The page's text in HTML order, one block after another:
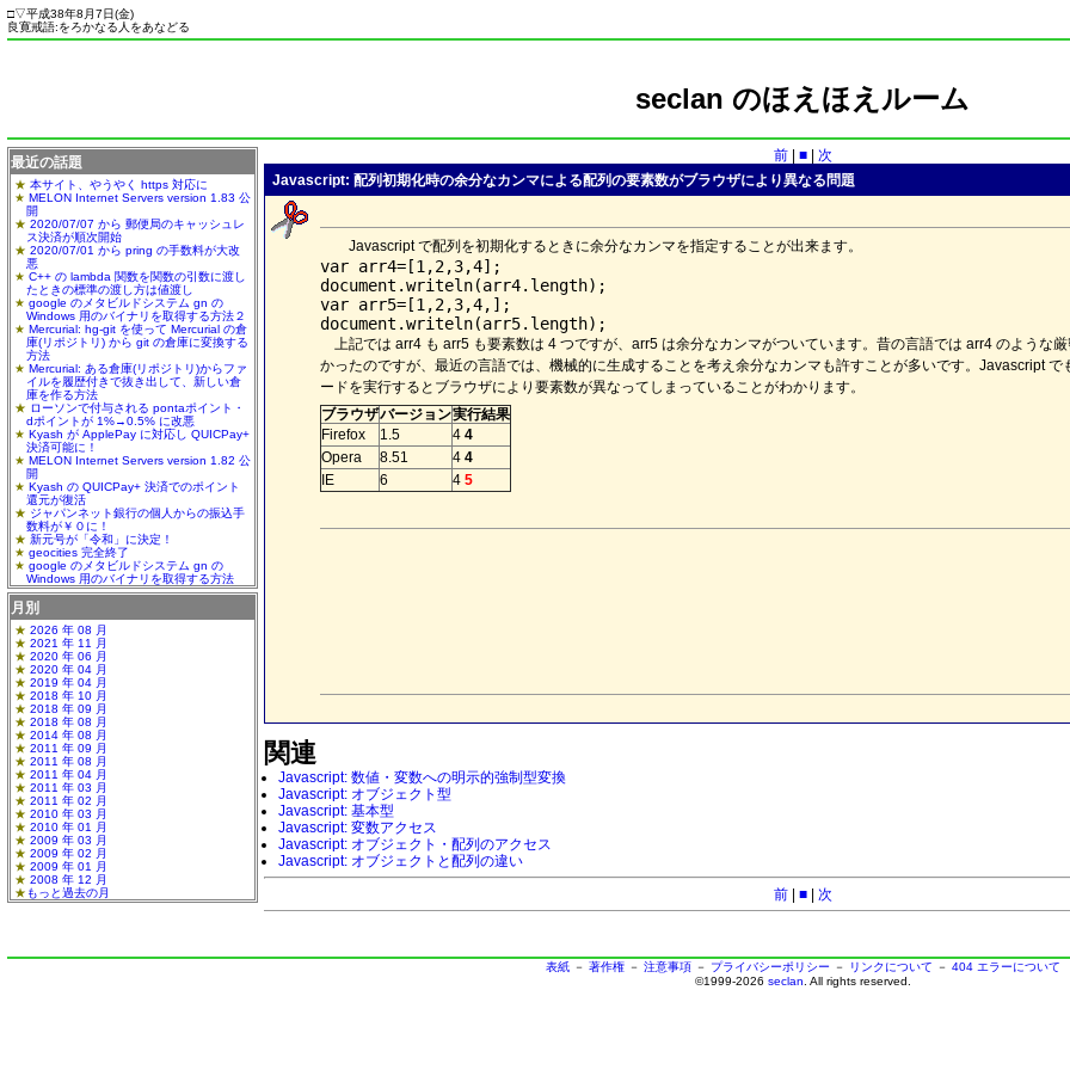
□▽平成38年8月7日(金)
良寛戒語:をろかなる人をあなどる
seclan のほえほえルーム
前| ■|
次
Javascript: 配列初期化時の余分なカンマによる配列の要素数がブラウザにより異なる問題
Javascript で配列を初期化するときに余分なカンマを指定することが出来ます。
var arr4=[1,2,3,4];
document.writeln(arr4.length);
var arr5=[1,2,3,4,];
上記では arr4 も arr5 も要素数は 4 つですが、arr5 は余分なカンマがついています。昔の言語では arr4 のような
かったのですが、最近の言語では、機械的に生成することを考え余分なカンマも許すことが多いです。Javascript で
ードを実行するとブラウザにより要素数が異なってしまっていることがわかります。
ブラウザバージョン実行結果
Firefox
1.5 4 4
Opera
8.51 4 4
IE
6 4 5
関連
Javascript: 数値・変数への明示的強制型変換
Javascript: オブジェクト型
Javascript: 基本型
Javascript: 変数アクセス
Javascript: オブジェクト・配列のアクセス
Javascript: オブジェクトと配列の違い
前| ■| 次
最近の話題
本サイト、やうやく https 対応に
MELON Internet Servers version 1.83 公
開
2020/07/07 から 郵便局のキャッシュレ
ス決済が順次開始
2020/07/01 から pring の手数料が大改
悪
C++ の lambda 関数を関数の引数に渡し
たときの標準の渡し方は値渡し
google のメタビルドシステム gn の
Windows 用のバイナリを取得する方法２
Mercurial: hg-git を使って Mercurial の倉
庫(リポジトリ) から git の倉庫に変換する
方法
Mercurial: ある倉庫(リポジトリ)からファ
イルを履歴付きで抜き出して、新しい倉
庫を作る方法
ローソンで付与される pontaポイント・
dポイントが 1%→0.5% に改悪
Kyash が ApplePay に対応し QUICPay+
決済可能に！
MELON Internet Servers version 1.82 公
開
Kyash の QUICPay+ 決済でのポイント
還元が復活
ジャパンネット銀行の個人からの振込手
数料が￥０に！
新元号が「令和」に決定！
geocities 完全終了
google のメタビルドシステム gn の
Windows 用のバイナリを取得する方法
月別
2026 年 08 月
2021 年 11 月
2020 年 06 月
2020 年 04 月
2019 年 04 月
2018 年 10 月
2018 年 09 月
2018 年 08 月
2014 年 08 月
2011 年 09 月
2011 年 08 月
2011 年 04 月
2011 年 03 月
2011 年 02 月
2010 年 03 月
2010 年 01 月
2009 年 03 月
2009 年 02 月
2009 年 01 月
2008 年 12 月
もっと過去の月
表紙 － 著作権 － 注意事項 － プライバシーポリシー － リンクについて － 404 エラーについて
©1999-2026 seclan . All rights reserved.